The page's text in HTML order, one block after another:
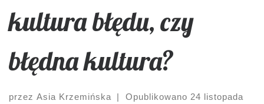
kultura błędu, czy
błędna kultura?
przez Asia Krzemińska | Opublikowano 24 listopada